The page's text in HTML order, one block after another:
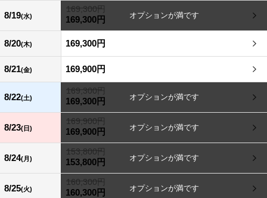
8/19(水)
169,300円
169,300円
8/20(木) 169,300円
8/21(金) 169,900円
8/22(土)
169,300円
169,300円
8/23(日)
169,900円
169,900円
8/24(月)
153,800円
153,800円
8/25(火)
160,300円
160,300円